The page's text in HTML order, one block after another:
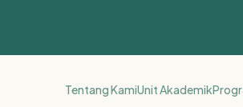
Tentang KamiUnit Akademik